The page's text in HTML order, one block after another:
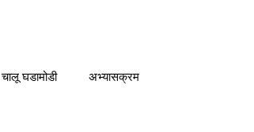
चालू घडामोडी अभ्यासक्रम